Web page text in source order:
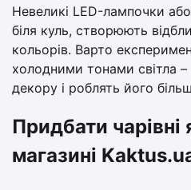
Невеликі LED-лампочки
біля куль, створюють
кольорів. Варто
холодними тонами світла
декору і роблять його
Придбати чарівні
магазині